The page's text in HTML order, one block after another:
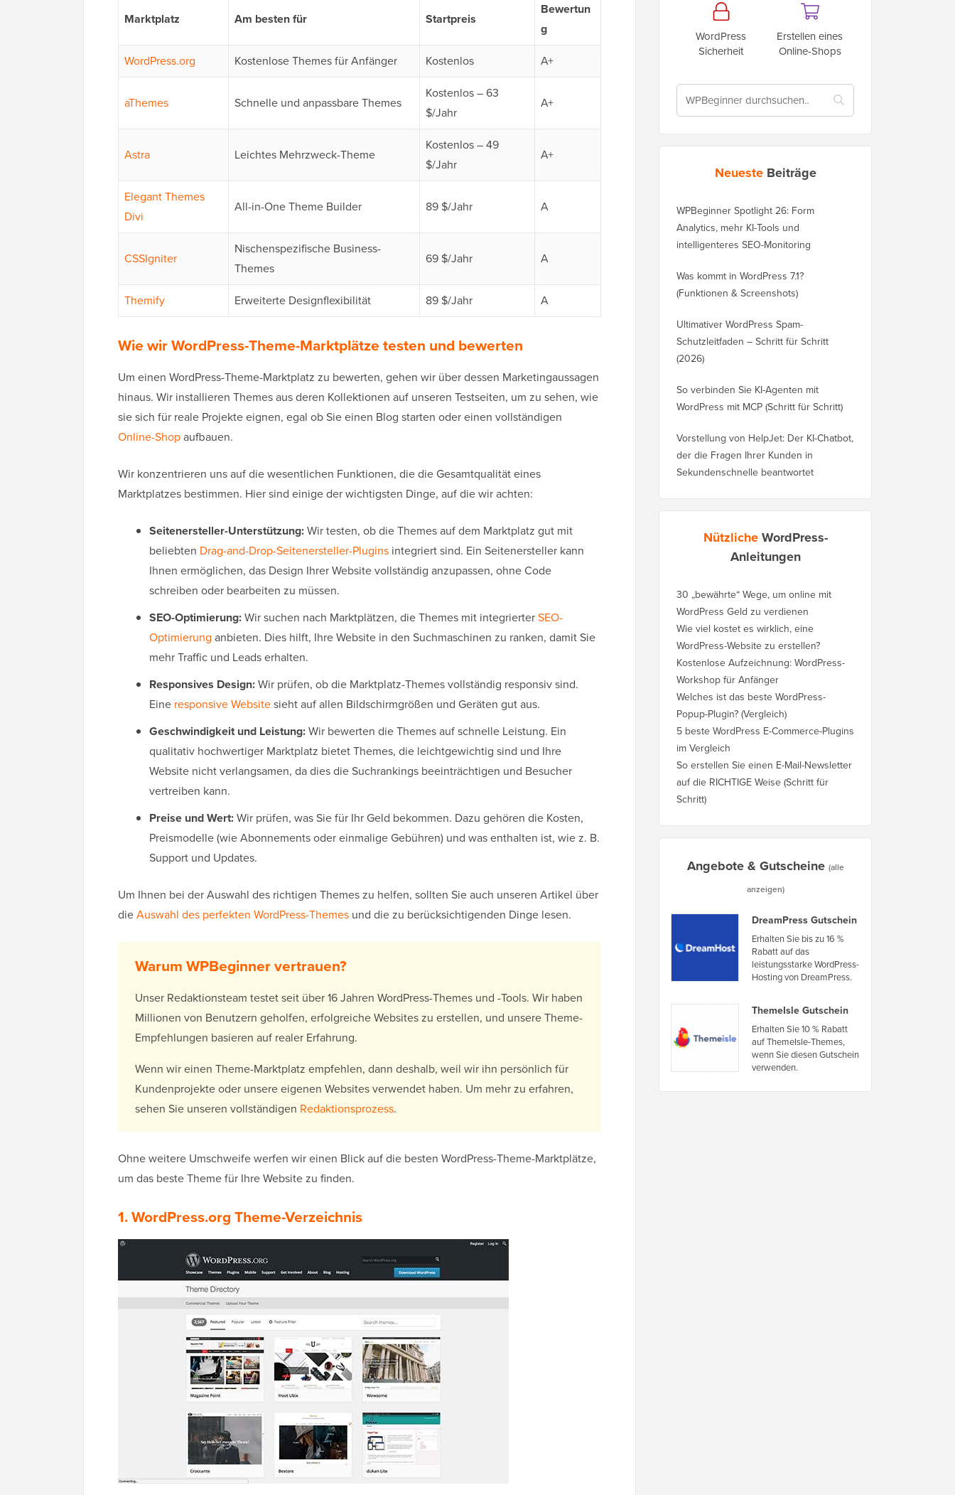
Marktplatz Am besten für Startpreis
Bewertun
g
WordPress.org
Kostenlose Themes für Anfänger Kostenlos A+
aThemes Schnelle und anpassbare Themes
Kostenlos – 63
$/Jahr
A+
Astra Leichtes Mehrzweck-Theme
Kostenlos – 49
$/Jahr
A+
Elegant Themes
Divi
All-in-One Theme Builder 89 $/Jahr A
CSSIgniter
Nischenspezifische Business-
Themes
69 $/Jahr A
Themify Erweiterte Designflexibilität 89 $/Jahr A
Wie wir WordPress-Theme-Marktplätze testen und bewerten
Um einen WordPress-Theme-Marktplatz zu bewerten, gehen wir über dessen Marketingaussagen
hinaus. Wir installieren Themes aus deren Kollektionen auf unseren Testseiten, um zu sehen, wie
sie sich für reale Projekte eignen, egal ob Sie einen Blog starten oder einen vollständigen
Online-Shopaufbauen.
Wir konzentrieren uns auf die wesentlichen Funktionen, die die Gesamtqualität eines
Marktplatzes bestimmen. Hier sind einige der wichtigsten Dinge, auf die wir achten:
Seitenersteller-Unterstützung:Wir testen, ob die Themes auf dem Marktplatz gut mit
beliebten Drag-and-Drop-Seitenersteller-Plugins integriert sind. Ein Seitenersteller kann
Ihnen ermöglichen, das Design Ihrer Website vollständig anzupassen, ohne Code
schreiben oder bearbeiten zu müssen.
SEO-Optimierung:Wir suchen nach Marktplätzen, die Themes mit integrierterSEO-
Optimierung anbieten. Dies hilft, Ihre Website in den Suchmaschinen zu ranken, damit Sie
mehr Traffic und Leads erhalten.
Responsives Design:Wir prüfen, ob die Marktplatz-Themes vollständig responsiv sind.
Eine responsive Websitesieht auf allen Bildschirmgrößen und Geräten gut aus.
Geschwindigkeit und Leistung:Wir bewerten die Themes auf schnelle Leistung. Ein
qualitativ hochwertiger Marktplatz bietet Themes, die leichtgewichtig sind und Ihre
Website nicht verlangsamen, da dies die Suchrankings beeinträchtigen und Besucher
vertreiben kann.
Preise und Wert:Wir prüfen, was Sie für Ihr Geld bekommen. Dazu gehören die Kosten,
Preismodelle (wie Abonnements oder einmalige Gebühren) und was enthalten ist, wie z. B.
Support und Updates.
Um Ihnen bei der Auswahl des richtigen Themes zu helfen, sollten Sie auch unseren Artikel über
dieAuswahl des perfekten WordPress-Themes und die zu berücksichtigenden Dinge lesen.
Warum WPBeginner vertrauen?
Unser Redaktionsteam testet seit über 16 Jahren WordPress-Themes und -Tools. Wir haben
Millionen von Benutzern geholfen, erfolgreiche Websites zu erstellen, und unsere Theme-
Empfehlungen basieren auf realer Erfahrung.
Wenn wir einen Theme-Marktplatz empfehlen, dann deshalb, weil wir ihn persönlich für
Kundenprojekte oder unsere eigenen Websites verwendet haben. Um mehr zu erfahren,
sehen Sie unseren vollständigen Redaktionsprozess.
Ohne weitere Umschweife werfen wir einen Blick auf die besten WordPress-Theme-Marktplätze,
um das beste Theme für Ihre Website zu finden.
1. WordPress.org Theme-Verzeichnis
WordPress
Sicherheit
Erstellen eines
Online-Shops
Neueste Beiträge
WPBeginner Spotlight 26: Form
Analytics, mehr KI-Tools und
intelligenteres SEO-Monitoring
Was kommt in WordPress 7.1?
(Funktionen & Screenshots)
Ultimativer WordPress Spam-
Schutzleitfaden – Schritt für Schritt
(2026)
So verbinden Sie KI-Agenten mit
WordPress mit MCP (Schritt für Schritt)
Vorstellung von HelpJet: Der KI-Chatbot,
der die Fragen Ihrer Kunden in
Sekundenschnelle beantwortet
NützlicheWordPress-
Anleitungen
30 „bewährte“ Wege, um online mit
WordPress Geld zu verdienen
Wie viel kostet es wirklich, eine
WordPress-Website zu erstellen?
Kostenlose Aufzeichnung: WordPress-
Workshop für Anfänger
Welches ist das beste WordPress-
Popup-Plugin? (Vergleich)
5 beste WordPress E-Commerce-Plugins
im Vergleich
So erstellen Sie einen E-Mail-Newsletter
auf die RICHTIGE Weise (Schritt für
Schritt)
Angebote & Gutscheine (alle
anzeigen)
DreamPress Gutschein
Erhalten Sie bis zu 16 %
Rabatt auf das
leistungsstarke WordPress-
Hosting von DreamPress.
ThemeIsle Gutschein
Erhalten Sie 10 % Rabatt
auf ThemeIsle-Themes,
wenn Sie diesen Gutschein
verwenden.